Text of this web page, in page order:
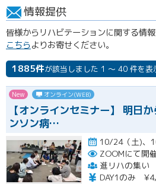
情報提供
皆様からリハビテーションに関する情
こちらよりお寄せください。
1885件が該当しました 1 ～ 40 件を表
New オンライン(WEB)
【オンラインセミナー】 明日
ンソン病…
進リハの集い